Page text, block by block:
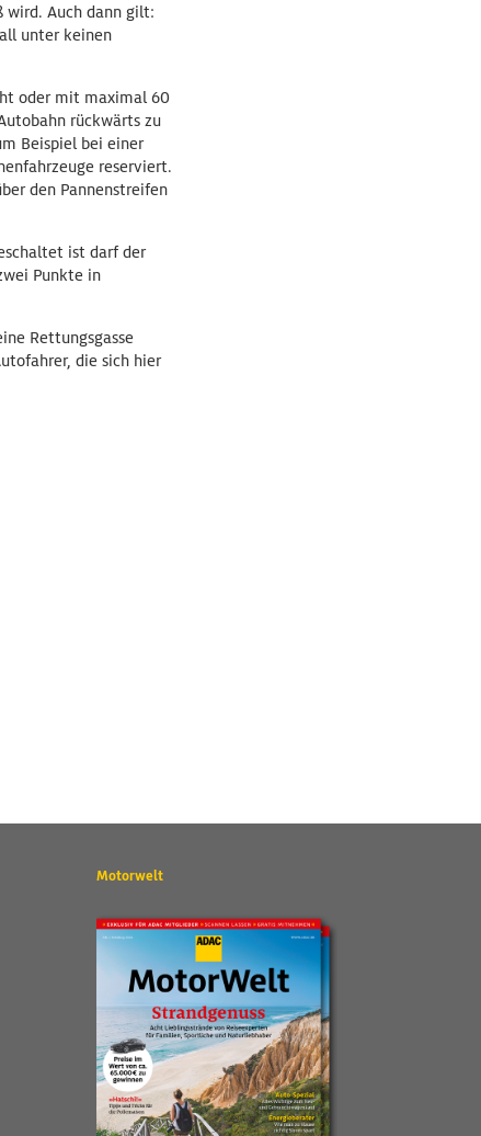
wird. Auch dann gilt:
unter keinen
oder mit maximal 60
rückwärts zu
Beispiel bei einer
reserviert.
den Pannenstreifen
ist darf der
Punkte in
Rettungsgasse
die sich hier
Motorwelt